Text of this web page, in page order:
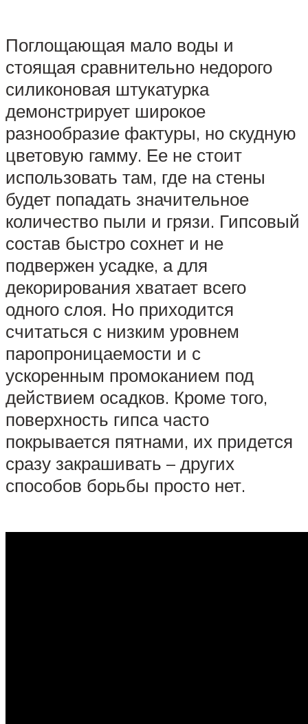
Поглощающая мало воды и
стоящая сравнительно недорого
силиконовая штукатурка
демонстрирует широкое
разнообразие фактуры, но скудную
цветовую гамму. Ее не стоит
использовать там, где на стены
будет попадать значительное
количество пыли и грязи. Гипсовый
состав быстро сохнет и не
подвержен усадке, а для
декорирования хватает всего
одного слоя. Но приходится
считаться с низким уровнем
паропроницаемости и с
ускоренным промоканием под
действием осадков. Кроме того,
поверхность гипса часто
покрывается пятнами, их придется
сразу закрашивать – других
способов борьбы просто нет.